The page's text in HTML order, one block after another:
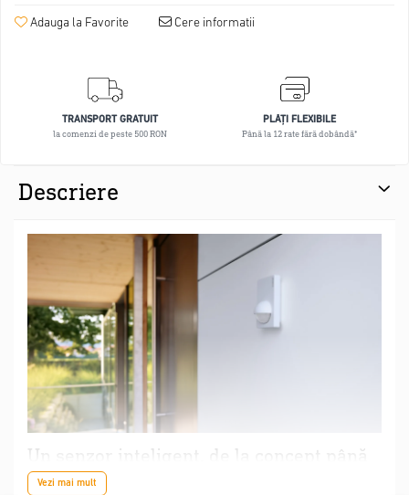
Adauga la Favorite Cere informatii
TRANSPORT GRATUIT
la comenzi de peste 500 RON
PLĂȚI FLEXIBILE
Până la 12 rate fără dobândă*
Descriere
Un senzor inteligent, de la concept până
la funcționalitate.
Vezi mai mult